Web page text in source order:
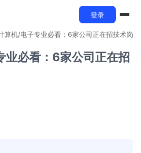
登录
算机/电子专业必看：6家公司正在招技术岗
业必看：6家公司正在招